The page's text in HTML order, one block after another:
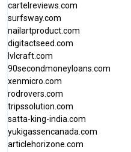
cartelreviews.com
surfsway.com
nailartproduct.com
digitactseed.com
lvlcraft.com
90secondmoneyloans.com
xenmicro.com
rodrovers.com
tripssolution.com
satta-king-india.com
yukigassencanada.com
articlehorizone.com